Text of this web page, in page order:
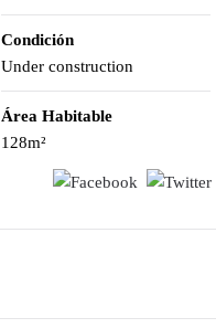
Condición
Under construction
Área Habitable
128m²